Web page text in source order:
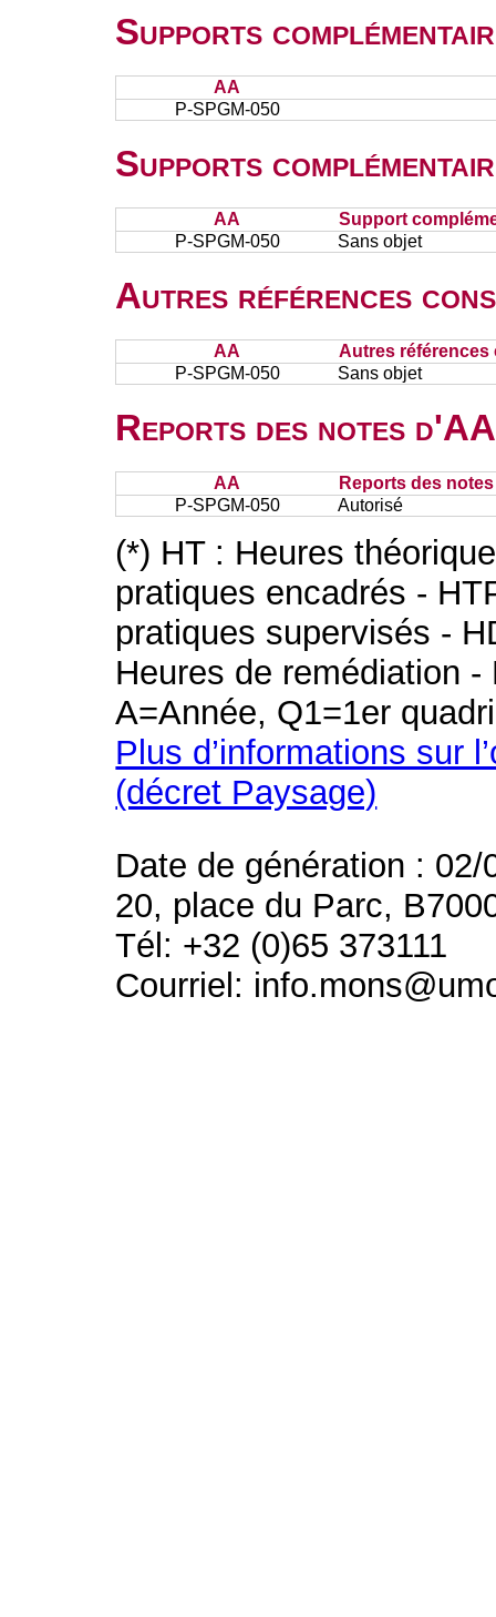
Supports
AA
P-SPGM-050
Supports
AA
Support
P-SPGM-050
Sans objet
Autres références
AA
Autres références
P-SPGM-050
Sans objet
Reports des notes
AA
Reports des
P-SPGM-050
Autorisé
(*) HT : Heures
pratiques encadrés -
pratiques supervisés -
Heures de remédiation
A=Année, Q1=1er
Plus d’informations sur
(décret Paysage)
Date de génération : 02/
20, place du Parc,
Tél: +32 (0)65 373111
Courriel: